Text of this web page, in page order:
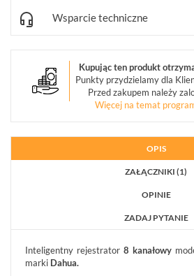
AKCESORIA
ZESTAWY
IP
POKAŻ
DOMOFONY
Wsparcie techniczne
Kupując ten produkt
Punkty przydzielamy dla
Przed zakupem należy
Więcej na temat
OPIS
ZAŁĄCZNIKI (1)
OPINIE
ZADAJ PYTANIE
Inteligentny rejestrator 8 kanałowy
marki Dahua.